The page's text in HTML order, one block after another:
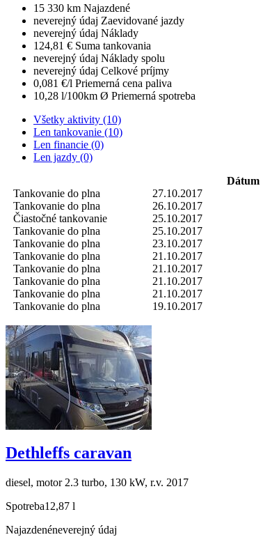
15 330 km Najazdené
neverejný údaj Zaevidované jazdy
neverejný údaj Náklady
124,81 € Suma tankovania
neverejný údaj Náklady spolu
neverejný údaj Celkové príjmy
0,081 €/l Priemerná cena paliva
10,28 l/100km Ø Priemerná spotreba
Všetky aktivity (10)
Len tankovanie (10)
Len financie (0)
Len jazdy (0)
Dátum
Tankovanie do plna
27.10.2017
Tankovanie do plna
26.10.2017
Čiastočné tankovanie
25.10.2017
Tankovanie do plna
25.10.2017
Tankovanie do plna
23.10.2017
Tankovanie do plna
21.10.2017
Tankovanie do plna
21.10.2017
Tankovanie do plna
21.10.2017
Tankovanie do plna
21.10.2017
Tankovanie do plna
19.10.2017
Dethleffs caravan
diesel, motor 2.3 turbo, 130 kW, r.v. 2017
Spotreba12,87 l
Najazdenéneverejný údaj